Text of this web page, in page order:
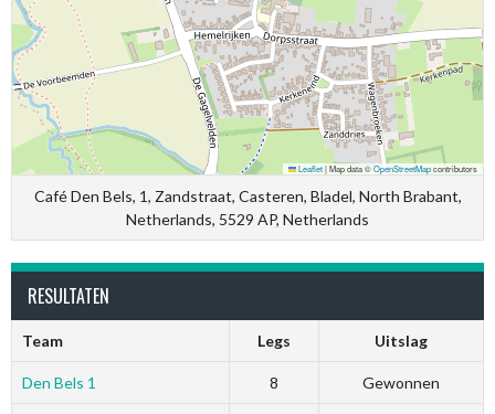
Leaflet|Map data ©OpenStreetMapcontributors
Café Den Bels, 1, Zandstraat, Casteren, Bladel, North Brabant,
Netherlands, 5529 AP, Netherlands
RESULTATEN
Team Legs Uitslag
Den Bels 1 8 Gewonnen